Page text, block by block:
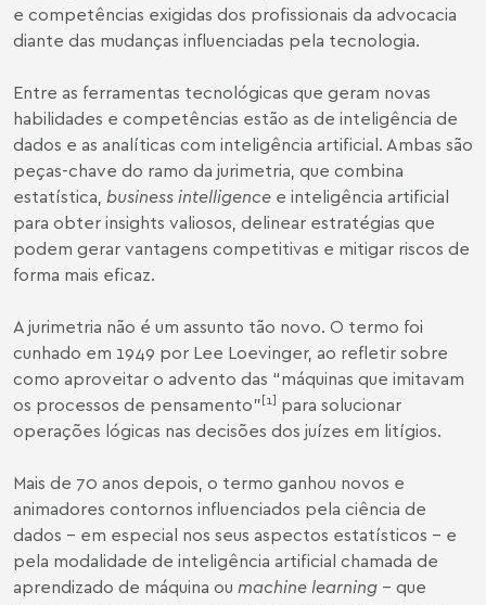
e competências exigidas dos profissionais da advocacia
diante das mudanças influenciadas pela tecnologia.
Entre as ferramentas tecnológicas que geram novas
habilidades e competências estão as de inteligência de
dados e as analíticas com inteligência artificial. Ambas são
peças-chave do ramo da jurimetria, que combina
estatística, business intelligence e inteligência artificial
para obter insights valiosos, delinear estratégias que
podem gerar vantagens competitivas e mitigar riscos de
forma mais eficaz.
A jurimetria não é um assunto tão novo. O termo foi
cunhado em 1949 por Lee Loevinger, ao refletir sobre
como aproveitar o advento das “máquinas que imitavam
os processos de pensamento”[1] para solucionar
operações lógicas nas decisões dos juízes em litígios.
Mais de 70 anos depois, o termo ganhou novos e
animadores contornos influenciados pela ciência de
dados – em especial nos seus aspectos estatísticos – e
pela modalidade de inteligência artificial chamada de
aprendizado de máquina ou machine learning – que